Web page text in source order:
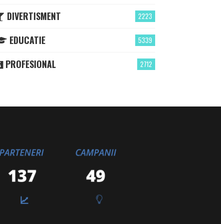
2223
DIVERTISMENT
5339
EDUCATIE
2712
PROFESIONAL